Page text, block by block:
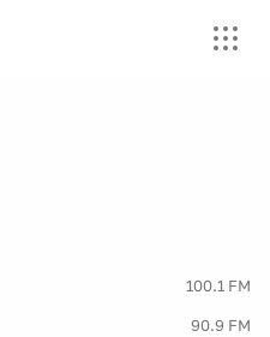
100.1 FM
90.9 FM